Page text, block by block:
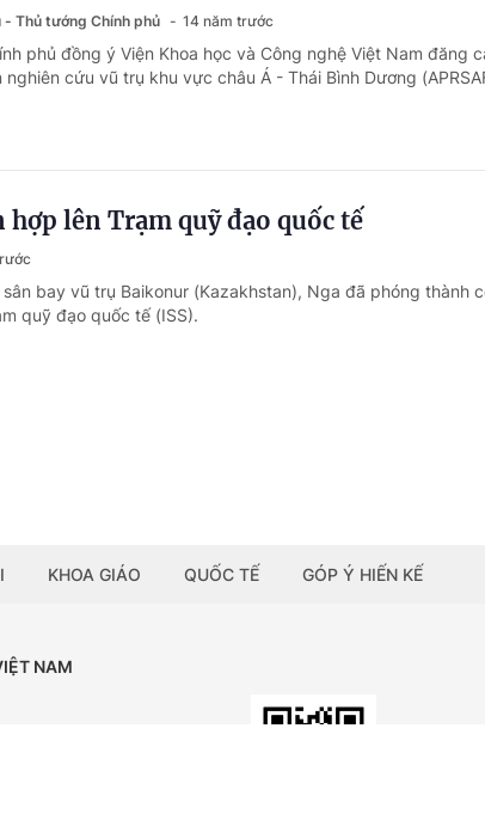
Thủ tướng Chính phủ 14 năm trước
phủ đồng ý Viện Khoa học và Công nghệ Việt Nam đăng
cứu vũ trụ khu vực châu Á - Thái Bình Dương
hợp lên Trạm quỹ đạo quốc tế
bay vũ trụ Baikonur (Kazakhstan), Nga đã phóng thành
quỹ đạo quốc tế (ISS).
KHOA GIÁO QUỐC TẾ GÓP Ý HIẾN KẾ
NAM